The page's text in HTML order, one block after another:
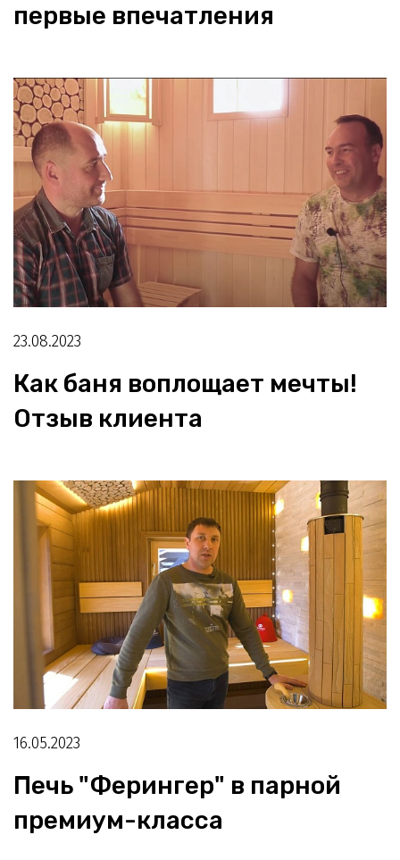
первые впечатления
23.08.2023
Как баня воплощает мечты!
Отзыв клиента
16.05.2023
Печь "Ферингер" в парной
премиум-класса